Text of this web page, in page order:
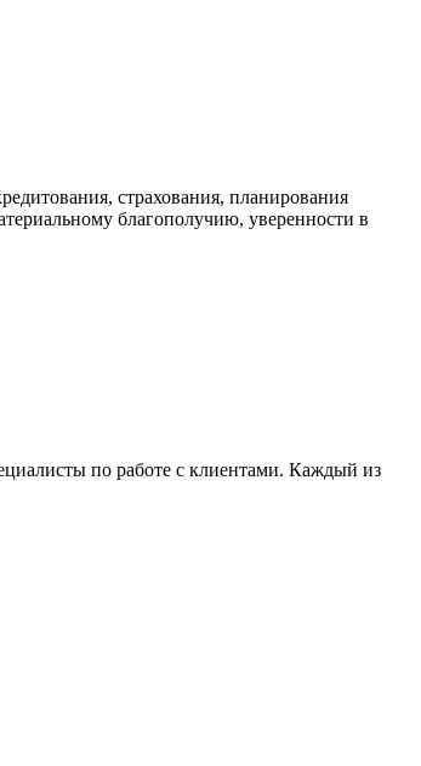
страхования, планирования
благополучию, уверенности в
по работе с клиентами. Каждый из